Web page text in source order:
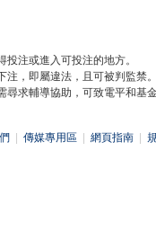
投注或進入可投注的地方。
注，即屬違法，且可被判監禁。
尋求輔導協助，可致電平和基
傳媒專用區 網頁指南